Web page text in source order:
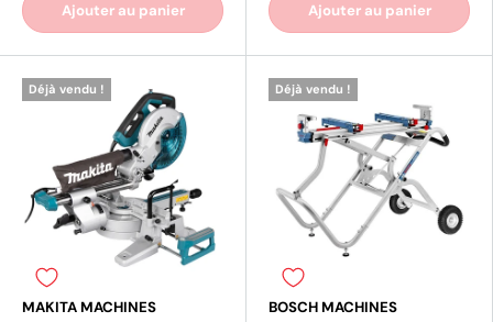
Ajouter au panier Ajouter au panier
Déjà vendu !
MAKITA MACHINES
Déjà vendu !
BOSCH MACHINES